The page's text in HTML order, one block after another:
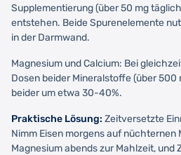
Supplementierung (über 50 mg
entstehen. Beide Spurenelemente
in der Darmwand.
Magnesium und Calcium: Bei
Dosen beider Mineralstoffe (über 500
beider um etwa 30-40%.
Praktische Lösung: Zeitversetzte
Nimm Eisen morgens auf nüchternen
Magnesium abends zur Mahlzeit, und